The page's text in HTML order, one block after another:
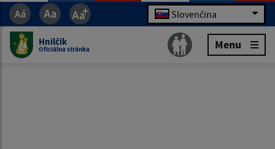
Slovenčina
Hnilčík
Oficiálna stránka Menu